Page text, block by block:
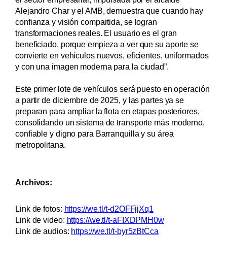
Alejandro Char y el AMB, demuestra que cuando hay
confianza y visión compartida, se logran
transformaciones reales. El usuario es el gran
beneficiado, porque empieza a ver que su aporte se
convierte en vehículos nuevos, eficientes, uniformados
y con una imagen moderna para la ciudad”.
Este primer lote de vehículos será puesto en operación
a partir de diciembre de 2025, y las partes ya se
preparan para ampliar la flota en etapas posteriores,
consolidando un sistema de transporte más moderno,
confiable y digno para Barranquilla y su área
metropolitana.
Archivos:
Link de fotos: https://we.tl/t-d2OFFjjXq1
Link de video: https://we.tl/t-aFIXDPMH0w
Link de audios: https://we.tl/t-byr5zBtCca